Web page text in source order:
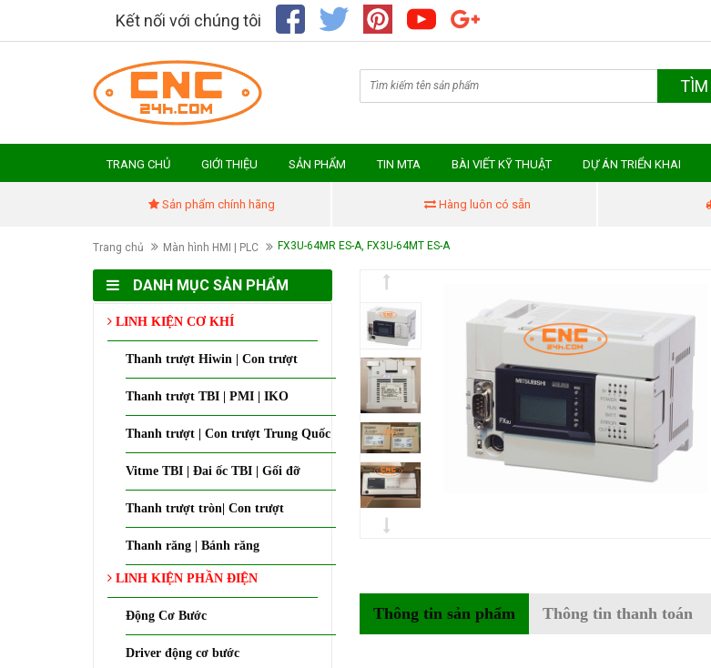
Kết nối với chúng tôi
TÌM
TRANG CHỦ GIỚI THIỆU SẢN PHẨM TIN MTA BÀI VIẾT KỸ THUẬT DỰ ÁN TRIỂN KHAI
Sản phẩm chính hãng Hàng luôn có sẵn
Trang chủ Màn hình HMI | PLC FX3U-64MR ES-A, FX3U-64MT ES-A
DANH MỤC SẢN PHẨM
LINH KIỆN CƠ KHÍ
Thanh trượt Hiwin | Con trượt
Thanh trượt TBI | PMI | IKO
Thanh trượt | Con trượt Trung Quốc
Vitme TBI | Đai ốc TBI | Gối đỡ
Thanh trượt tròn| Con trượt
Thanh răng | Bánh răng
LINH KIỆN PHẦN ĐIỆN
Động Cơ Bước
Driver động cơ bước
Thông tin sản phẩm Thông tin thanh toán